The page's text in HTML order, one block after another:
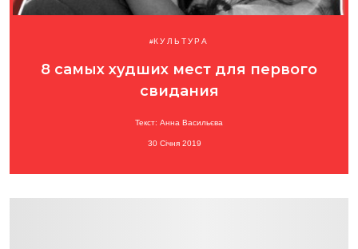
КУЛЬТУРА
8 самых худших мест для первого
свидания
Текст: Анна Васильєва
30 Січня 2019